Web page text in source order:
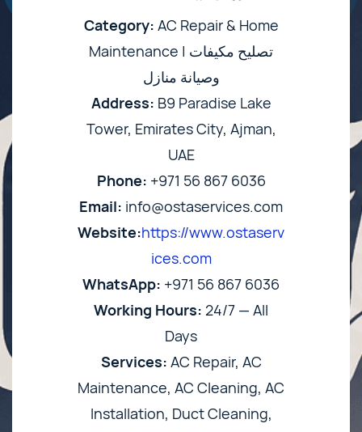
Category: AC Repair & Home
Maintenance | تصليح مكيفات
وصيانة منازل
Address: B9 Paradise Lake
Tower, Emirates City, Ajman,
UAE
Phone: +971 56 867 6036
Email: info@ostaservices.com
Website:https://www.ostaserv
ices.com
WhatsApp: +971 56 867 6036
Working Hours: 24/7 — All
Days
Services: AC Repair, AC
Maintenance, AC Cleaning, AC
Installation, Duct Cleaning,